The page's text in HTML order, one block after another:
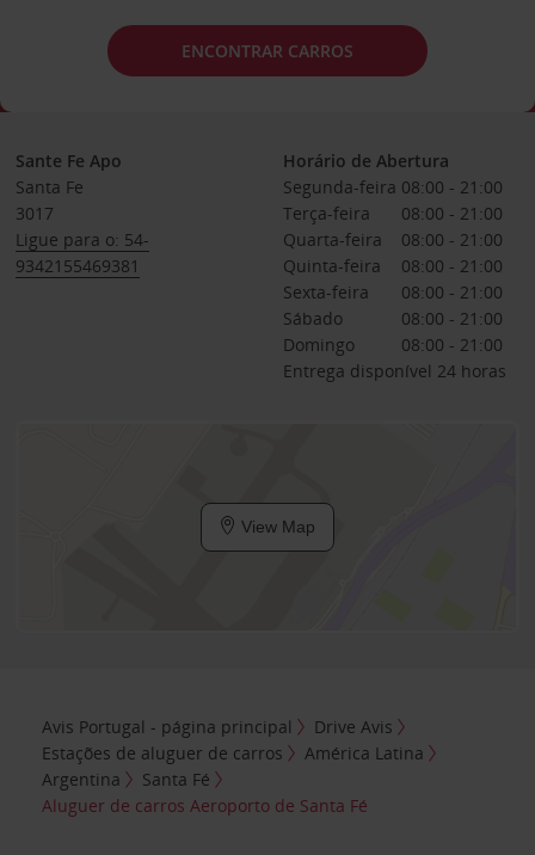
ENCONTRAR CARROS
Sante Fe Apo
Santa Fe
3017
Ligue para o: 54-
9342155469381
Horário de Abertura
Segunda-feira 08:00 - 21:00
Terça-feira
08:00 - 21:00
Quarta-feira
08:00 - 21:00
Quinta-feira
08:00 - 21:00
Sexta-feira
08:00 - 21:00
Sábado
08:00 - 21:00
Domingo
08:00 - 21:00
Entrega disponível 24 horas
View Map
Avis Portugal - página principal
Drive Avis
Estações de aluguer de carros
América Latina
Argentina
Santa Fé
Aluguer de carros Aeroporto de Santa Fé